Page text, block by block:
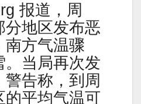
报道，周
分地区发布恶
南方气温骤
。当局再次发
告称，到周
的平均气温可